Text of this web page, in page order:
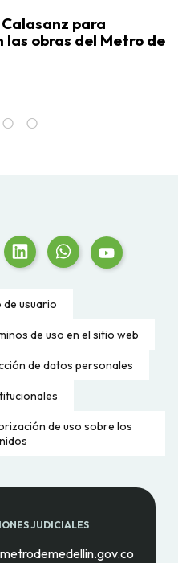
para
obras del Metro de
de usuario
de uso en el sitio web
de datos personales
de uso sobre los
JUDICIALES